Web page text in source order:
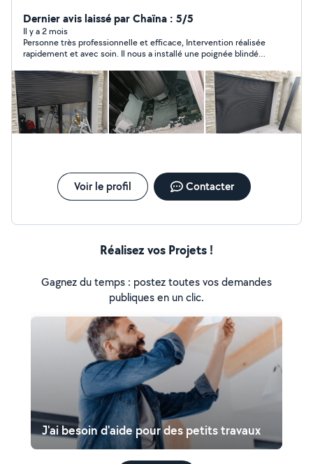
gratuit est toujours établi avant intervention. Tarif
raisonnables et honnêtes. -Serrurier
d'urgences/dépannage. -Ouverture de porte claquée
sans dégâts. - Ouverture de porte fermée à clé. -
Installation porte blindées. - Changement de serrures
multipoints A2P , verrous tous types de cylindre etc.. -
Sécurisation de vitrage et porte anti cambriolages. -
Changement de vitrage. Intervention dans l'heure en
soirée,nuit weekend et jour férié.
Dernier avis laissé par Chaïna : 5/5
Il y a 2 mois
Personne très professionnelle et efficace, Intervention réalisée
rapidement et avec soin. Il nous a installé une poignée blindé
merci
Voir le profil Contacter
Réalisez vos Projets !
Gagnez du temps : postez toutes vos demandes
publiques en un clic.
J'ai besoin d'aide pour des petits travaux